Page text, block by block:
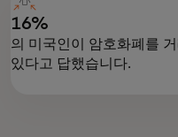
16%
의 미국인이 암호화폐를
있다고 답했습니다.